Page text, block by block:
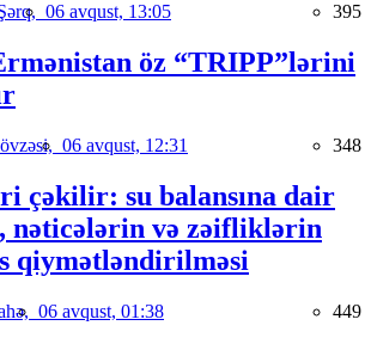
06 avqust, 13:05 395
öz “TRIPP”lərini
06 avqust, 12:31 348
çəkilir: su balansına dair
nəticələrin və zəifliklərin
qiymətləndirilməsi
06 avqust, 01:38 449